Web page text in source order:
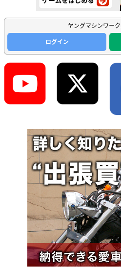
ヤングマシンワー
ログイン